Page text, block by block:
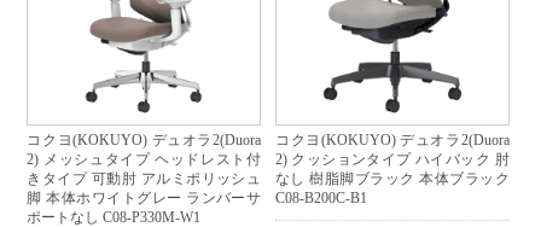
コクヨ(KOKUYO) デュオラ2(Duora
2) メッシュタイプ ヘッドレスト付
きタイプ 可動肘 アルミポリッシュ
脚 本体ホワイトグレー ランバーサ
ポートなし C08-P330M-W1
コクヨ(KOKUYO) デュオラ2(Duora
2) クッションタイプ ハイバック 肘
なし 樹脂脚ブラック 本体ブラック
C08-B200C-B1